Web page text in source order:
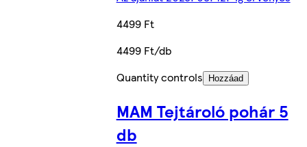
4499 Ft
4499 Ft/db
Quantity controls
Hozzáad
MAM Tejtároló pohár 5
db